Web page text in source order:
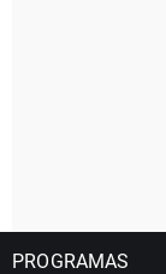
PROGRAMAS